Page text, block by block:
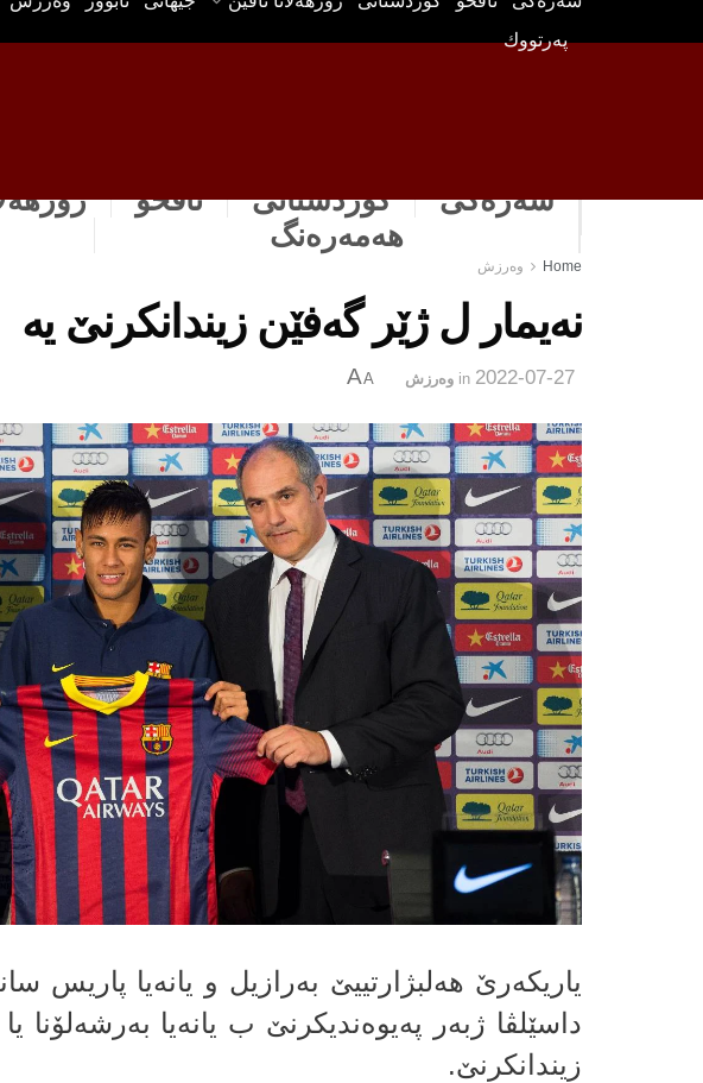
په‌رتووك
سەرەکی كوردستانى ناڤخۆ
هه‌مه‌ره‌نگ
Home وه‌رزش
نه‌یمار ل ژێر گه‌فێن زیندانكرنێ یه‌
2022-07-27
in وه‌رزش A
A
یاریكه‌رێ هه‌لبژارتییێ به‌رازیل و یانه‌یا پاریس
داسێلڤا ژبه‌ر په‌یوه‌ندیكرنێ ب یانه‌یا به‌رشه‌لۆنا
زیندانكرنێ.